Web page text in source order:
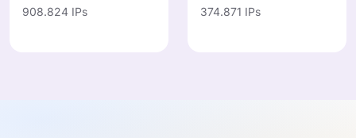
908.824 IPs 374.871 IPs